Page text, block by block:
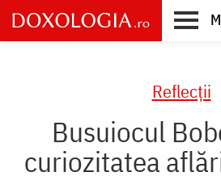
Skip
to
main
Reflecții
Busuiocul
curiozitatea